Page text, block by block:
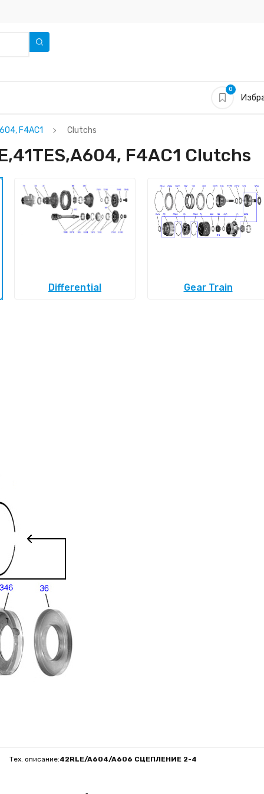
0
F4AC1 Clutchs
F4AC1 Clutchs
Differential Gear Train
Тех. описание:42RLE/A604/A606 СЦЕПЛЕНИЕ 2-4